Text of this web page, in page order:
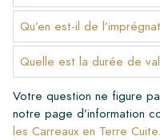
Qu’en est-il de
Quelle est la durée de
Votre question ne figure
notre page d’information
les Carreaux en Terre Cuite.